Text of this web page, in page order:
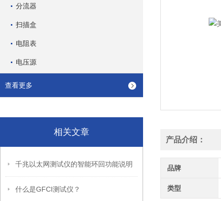
分流器
扫描盒
电阻表
电压源
查看更多
相关文章
千兆以太网测试仪的智能环回功能说明
什么是GFCI测试仪？
产品介绍：
品牌
类型